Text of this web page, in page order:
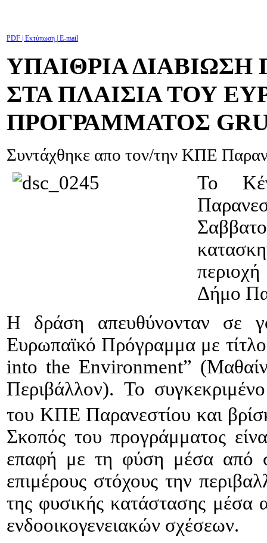
PDF | Εκτύπωση | E-mail
ΥΠΑΙΘΡΙΑ ΔΙΑΒΙΩΣΗ
ΣΤΑ ΠΛΑΙΣΙΑ ΤΟΥ
ΠΡΟΓΡΑΜΜΑΤΟΣ
Συντάχθηκε απο τον/την ΚΠΕ
Το
Δήμο
Η δράση απευθύνονταν σε
Ευρωπαϊκό Πρόγραμμα με
into the Environment”
Περιβάλλον). Το
του ΚΠΕ Παρανεστίου και
Σκοπός του προγράμματος
επαφή με τη φύση μέσα από
επιμέρους στόχους την
της φυσικής κατάστασης
ενδοοικογενειακών σχέσεων.